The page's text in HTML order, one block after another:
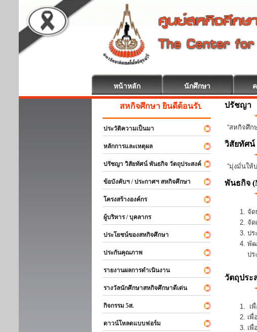
หน้าหลัก นักศึกษา
สหกิจศึกษา ยินดีต้อนรับ
ประวัติความเป็นมา
หลักการและเหตุผล
ปรัชญา วิสัยทัศน์ พันธกิจ วัตถุประสงค์
ข้อบังคับฯ / ประกาศฯ สหกิจศึกษา
โครงสร้างองค์กร
ผู้บริหาร / บุคลากร
ประโยชน์ของสหกิจศึกษา
ประกันคุณภาพ
รายงานผลการดำเนินงาน
รางวัลนักศึกษาสหกิจศึกษาดีเด่น
กิจกรรม 5ส.
ดาวน์โหลดแบบฟอร์ม
ปรัชญา
“สหกิจศึก
วิสัยทัศน์
“มุ่งมั่นให้
พันธกิจ
จัด
จัด
ปร
พัฒ
ปร
วัตถุประ
เ
เ
เพื่